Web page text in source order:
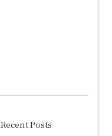
Recent Posts